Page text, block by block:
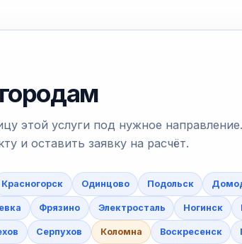
этой услуги под нужное
и оставить заявку на расчёт.
Красногорск Одинцово Подольск
Фрязино Электросталь Ногинск
Серпухов Коломна Воскресенск